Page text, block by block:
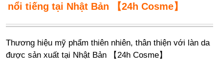
nổi tiếng tại Nhật Bản 【24h Cosme】
Thương hiệu mỹ phẩm thiên nhiên, thân thiện với làn da
được sản xuất tại Nhật Bản 【24h Cosme】